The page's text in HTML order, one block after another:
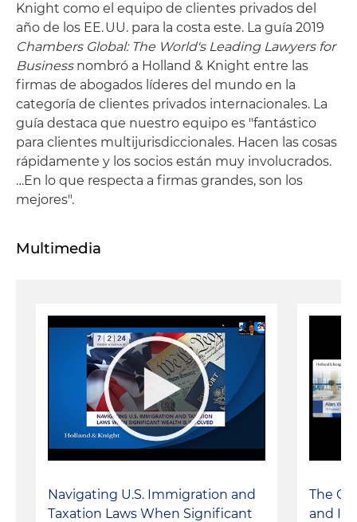
Knight como el equipo de clientes privados del
año de los EE. UU. para la costa este. La guía 2019
Chambers Global: The World's Leading Lawyers for
Businessnombró a Holland & Knight entre las
firmas de abogados líderes del mundo en la
categoría de clientes privados internacionales. La
guía destaca que nuestro equipo es "fantástico
para clientes multijurisdiccionales. Hacen las cosas
rápidamente y los socios están muy involucrados.
…En lo que respecta a firmas grandes, son los
mejores".
Multimedia
Navigating U.S. Immigration and
Taxation Laws When Significant
The
and Its